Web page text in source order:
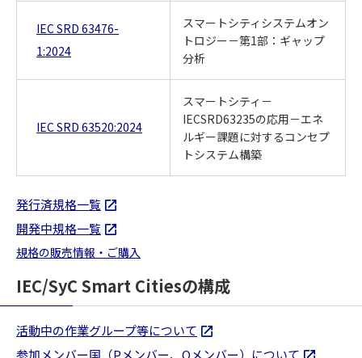
IEC SRD 63476-
1:2024
スマートシティシステムオン
トロジー－第1部：ギャップ
分析
IEC SRD 63520:2024
スマートシティ－
IECSRD63235の応用－エネ
ルギー課題に対するコンセプ
トシステム構築
発行済規格一覧
開発中規格一覧
規格の販売情報・ご購入
IEC/SyC Smart Citiesの構成
活動中の作業グループ等について
参加メンバー国（Pメンバー、Oメンバー）について